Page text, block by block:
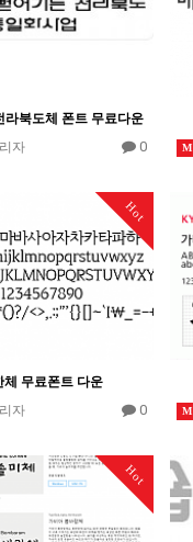
라북도체 폰트 무료다운
자 0 M
Hot
체 무료폰트 다운
자 0 M
Hot